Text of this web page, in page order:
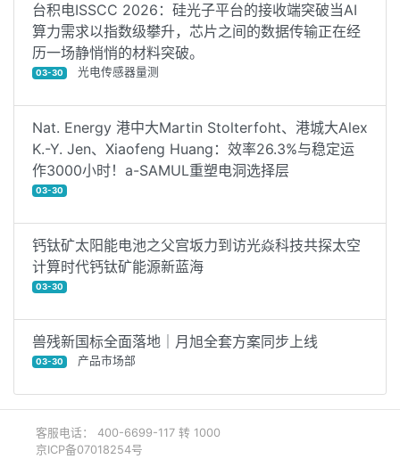
台积电ISSCC 2026：硅光子平台的接收端突破当AI
算力需求以指数级攀升，芯片之间的数据传输正在经
历一场静悄悄的材料突破。
03-30 光电传感器量测
Nat. Energy 港中大Martin Stolterfoht、港城大Alex
K.-Y. Jen、Xiaofeng Huang：效率26.3%与稳定运
作3000小时！a-SAMUL重塑电洞选择层
03-30
钙钛矿太阳能电池之父宫坂力到访光焱科技共探太空
计算时代钙钛矿能源新蓝海
03-30
兽残新国标全面落地｜月旭全套方案同步上线
03-30 产品市场部
客服电话： 400-6699-117 转 1000
京ICP备07018254号